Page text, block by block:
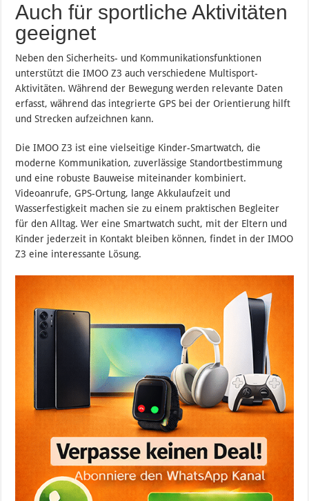
Auch für sportliche Aktivitäten
geeignet
Neben den Sicherheits- und Kommunikationsfunktionen
unterstützt die IMOO Z3 auch verschiedene Multisport-
Aktivitäten. Während der Bewegung werden relevante Daten
erfasst, während das integrierte GPS bei der Orientierung hilft
und Strecken aufzeichnen kann.
Die IMOO Z3 ist eine vielseitige Kinder-Smartwatch, die
moderne Kommunikation, zuverlässige Standortbestimmung
und eine robuste Bauweise miteinander kombiniert.
Videoanrufe, GPS-Ortung, lange Akkulaufzeit und
Wasserfestigkeit machen sie zu einem praktischen Begleiter
für den Alltag. Wer eine Smartwatch sucht, mit der Eltern und
Kinder jederzeit in Kontakt bleiben können, findet in der IMOO
Z3 eine interessante Lösung.